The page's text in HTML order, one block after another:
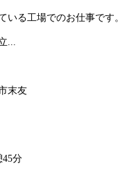
いる工場でのお仕事で
...
末友
45分